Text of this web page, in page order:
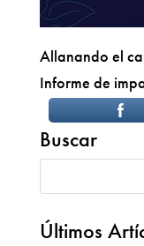
Allanando el
Informe de
Buscar
Últimos